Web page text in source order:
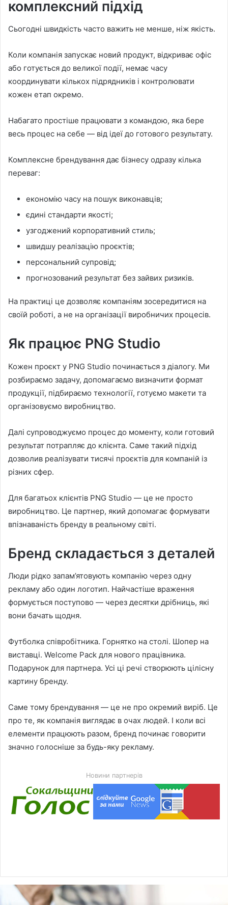
комплексний підхід
Сьогодні швидкість часто важить не менше, ніж якість.
Коли компанія запускає новий продукт, відкриває офіс
або готується до великої події, немає часу
координувати кількох підрядників і контролювати
кожен етап окремо.
Набагато простіше працювати з командою, яка бере
весь процес на себе — від ідеї до готового результату.
Комплексне брендування дає бізнесу одразу кілька
переваг:
економію часу на пошук виконавців;
єдині стандарти якості;
узгоджений корпоративний стиль;
швидшу реалізацію проєктів;
персональний супровід;
прогнозований результат без зайвих ризиків.
На практиці це дозволяє компаніям зосередитися на
своїй роботі, а не на організації виробничих процесів.
Як працює PNG Studio
Кожен проєкт у PNG Studio починається з діалогу. Ми
розбираємо задачу, допомагаємо визначити формат
продукції, підбираємо технології, готуємо макети та
організовуємо виробництво.
Далі супроводжуємо процес до моменту, коли готовий
результат потрапляє до клієнта. Саме такий підхід
дозволив реалізувати тисячі проєктів для компаній із
різних сфер.
Для багатьох клієнтів PNG Studio — це не просто
виробництво. Це партнер, який допомагає формувати
впізнаваність бренду в реальному світі.
Бренд складається з деталей
Люди рідко запам’ятовують компанію через одну
рекламу або один логотип. Найчастіше враження
формується поступово — через десятки дрібниць, які
вони бачать щодня.
Футболка співробітника. Горнятко на столі. Шопер на
виставці. Welcome Pack для нового працівника.
Подарунок для партнера. Усі ці речі створюють цілісну
картину бренду.
Саме тому брендування — це не про окремий виріб. Це
про те, як компанія виглядає в очах людей. І коли всі
елементи працюють разом, бренд починає говорити
значно голосніше за будь-яку рекламу.
Новини партнерів